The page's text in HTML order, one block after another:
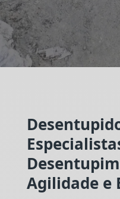
Agilidade e